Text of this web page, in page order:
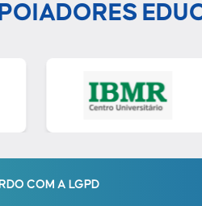
COM A LGPD